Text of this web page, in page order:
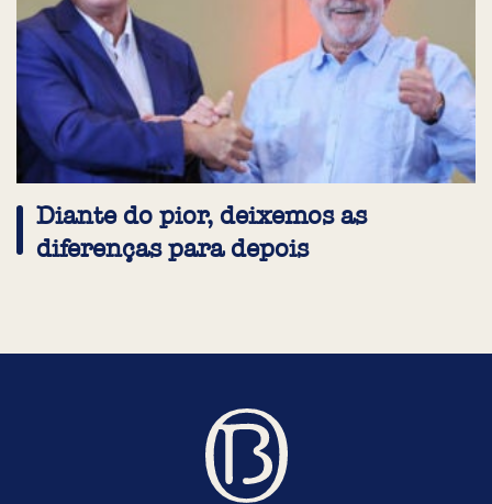
Diante do pior, deixemos as
diferenças para depois